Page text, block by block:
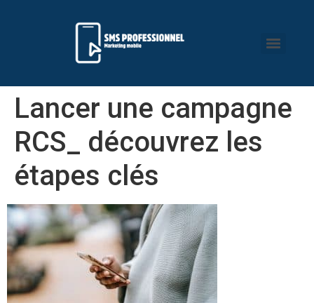
Lancer une campagne
RCS_ découvrez les
étapes clés